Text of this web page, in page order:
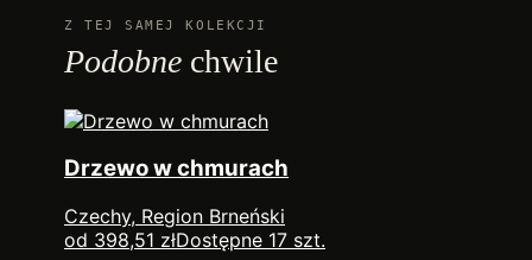
Z TEJ SAMEJ KOLEKCJI
Podobne chwile
Drzewo w chmurach
Czechy, Region Brneński
od 398,51 złDostępne 17 szt.